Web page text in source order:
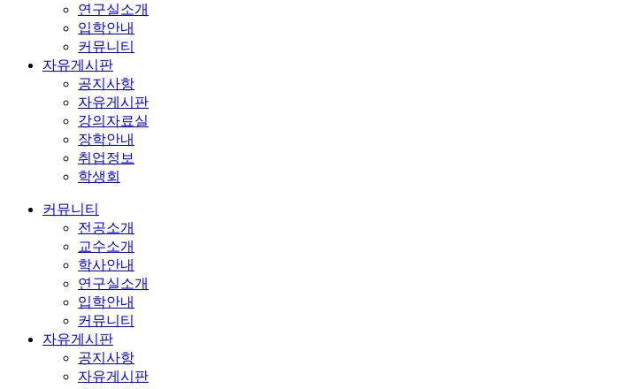
연구실소개
입학안내
커뮤니티
자유게시판
공지사항
자유게시판
강의자료실
장학안내
취업정보
학생회
커뮤니티
전공소개
교수소개
학사안내
연구실소개
입학안내
커뮤니티
자유게시판
공지사항
자유게시판